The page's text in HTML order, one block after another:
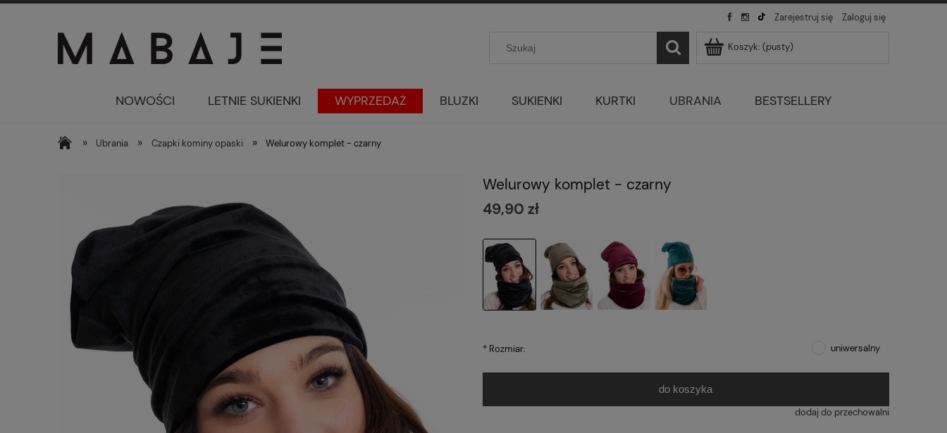
Zarejestruj się Zaloguj się
Koszyk: (pusty)
NOWOŚCI LETNIE SUKIENKI WYPRZEDAŻ BLUZKI SUKIENKI KURTKI UBRANIA BESTSELLERY
» Ubrania » Czapki kominy opaski » Welurowy komplet - czarny
Welurowy komplet - czarny
49,90 zł
*Rozmiar: uniwersalny
do koszyka
dodaj do przechowalni